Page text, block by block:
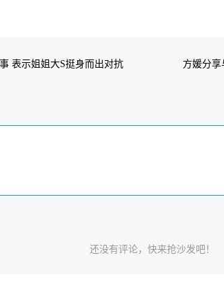
表示姐姐大S挺身而出对抗 方媛分
还没有评论，快来抢沙发吧！